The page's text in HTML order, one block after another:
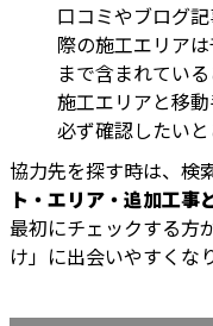
口コミやブログ
際の施工エリア
まで含まれてい
施工エリアと移
必ず確認したいと
協力先を探す時は、検
ト・エリア・追加工事
最初にチェックする方
け」に出会いやすくな